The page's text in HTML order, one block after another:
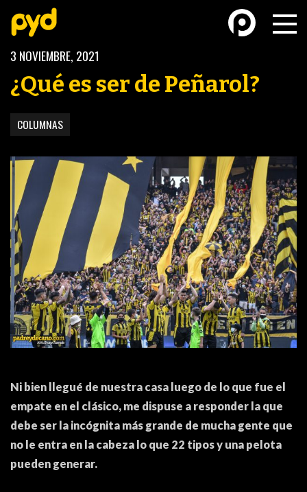
FUTSAL FUTSAL FEMENINO
ACTUALIDAD
3ERA DIVISIÓN
PARTIDOS
CONTENIDOS
COLUMNAS
OTROS DEPORTES
ATLETISMO
FÚTBOL PLAYA
MÁS DE PYD
3 NOVIEMBRE, 2021
¿Qué es ser de Peñarol?
COLUMNAS
Ni bien llegué de nuestra casa luego de lo que fue el
empate en el clásico, me dispuse a responder la que
debe ser la incógnita más grande de mucha gente que
no le entra en la cabeza lo que 22 tipos y una pelota
pueden generar.